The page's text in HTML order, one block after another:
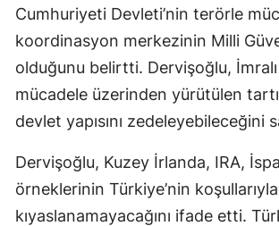
Cumhuriyeti Devleti’nin terörle
koordinasyon merkezinin Milli
olduğunu belirtti. Dervişoğlu,
mücadele üzerinden yürütülen
devlet yapısını zedeleyebileceğini
Dervişoğlu, Kuzey İrlanda, IRA,
örneklerinin Türkiye’nin koşullarıyla
kıyaslanamayacağını ifade etti.